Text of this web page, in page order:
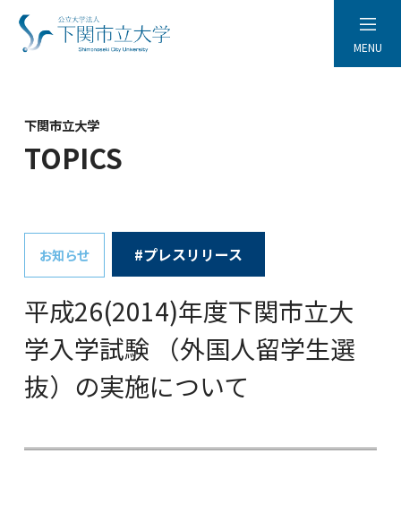
MENU
下関市立大学
TOPICS
お知らせ #プレスリリース
平成26(2014)年度下関市立大
学入学試験 （外国人留学生選
抜）の実施について